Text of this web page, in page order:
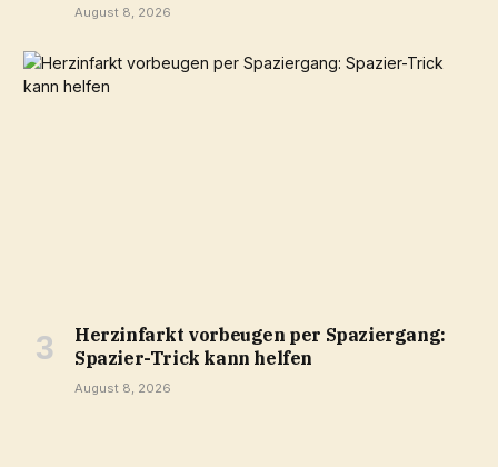
August 8, 2026
Herzinfarkt vorbeugen per Spaziergang:
Spazier-Trick kann helfen
August 8, 2026